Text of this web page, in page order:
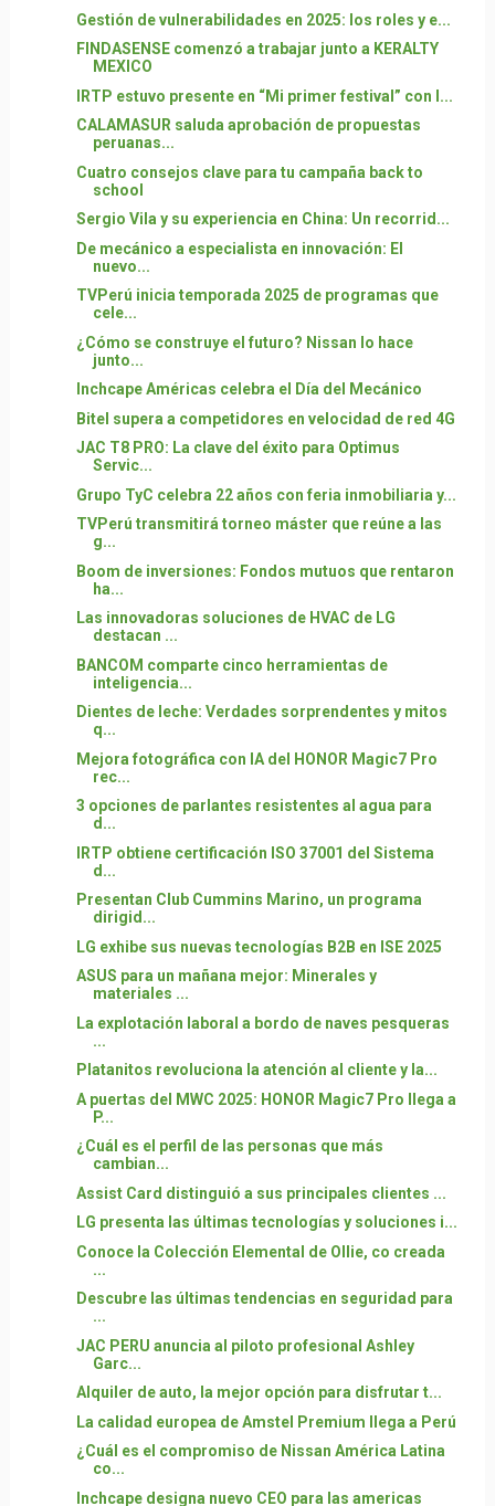
Gestión de vulnerabilidades en 2025: los roles y e...
FINDASENSE comenzó a trabajar junto a KERALTY
MEXICO
IRTP estuvo presente en “Mi primer festival” con l...
CALAMASUR saluda aprobación de propuestas
peruanas...
Cuatro consejos clave para tu campaña back to
school
Sergio Vila y su experiencia en China: Un recorrid...
De mecánico a especialista en innovación: El
nuevo...
TVPerú inicia temporada 2025 de programas que
cele...
¿Cómo se construye el futuro? Nissan lo hace
junto...
Inchcape Américas celebra el Día del Mecánico
Bitel supera a competidores en velocidad de red 4G
JAC T8 PRO: La clave del éxito para Optimus
Servic...
Grupo TyC celebra 22 años con feria inmobiliaria y...
TVPerú transmitirá torneo máster que reúne a las
g...
Boom de inversiones: Fondos mutuos que rentaron
ha...
Las innovadoras soluciones de HVAC de LG
destacan ...
BANCOM comparte cinco herramientas de
inteligencia...
Dientes de leche: Verdades sorprendentes y mitos
q...
Mejora fotográfica con IA del HONOR Magic7 Pro
rec...
3 opciones de parlantes resistentes al agua para
d...
IRTP obtiene certificación ISO 37001 del Sistema
d...
Presentan Club Cummins Marino, un programa
dirigid...
LG exhibe sus nuevas tecnologías B2B en ISE 2025
ASUS para un mañana mejor: Minerales y
materiales ...
La explotación laboral a bordo de naves pesqueras
...
Platanitos revoluciona la atención al cliente y la...
A puertas del MWC 2025: HONOR Magic7 Pro llega a
P...
¿Cuál es el perfil de las personas que más
cambian...
Assist Card distinguió a sus principales clientes ...
LG presenta las últimas tecnologías y soluciones i...
Conoce la Colección Elemental de Ollie, co creada
...
Descubre las últimas tendencias en seguridad para
...
JAC PERU anuncia al piloto profesional Ashley
Garc...
Alquiler de auto, la mejor opción para disfrutar t...
La calidad europea de Amstel Premium llega a Perú
¿Cuál es el compromiso de Nissan América Latina
co...
Inchcape designa nuevo CEO para las americas